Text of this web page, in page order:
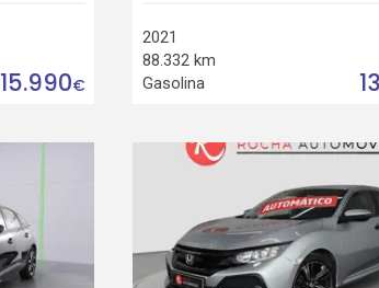
15.990€
2021
88.332 km
Gasolina